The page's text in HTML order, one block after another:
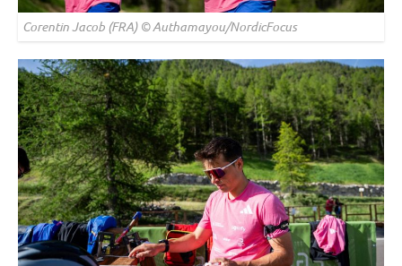
Corentin Jacob (FRA) © Authamayou/NordicFocus